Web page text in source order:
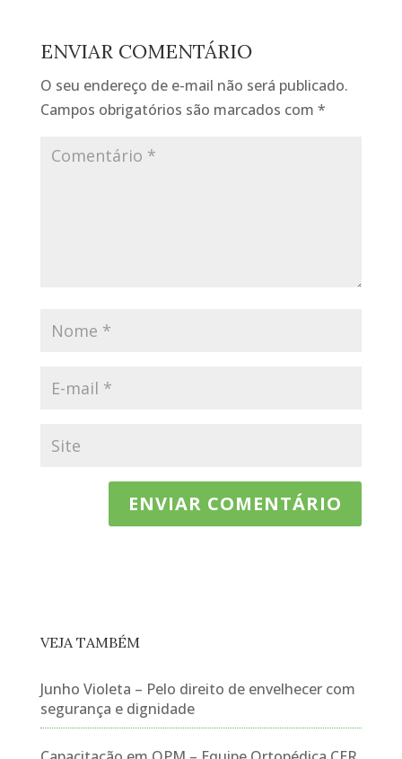
ENVIAR COMENTÁRIO
O seu endereço de e-mail não será publicado.
Campos obrigatórios são marcados com *
VEJA TAMBÉM
Junho Violeta – Pelo direito de envelhecer com
segurança e dignidade